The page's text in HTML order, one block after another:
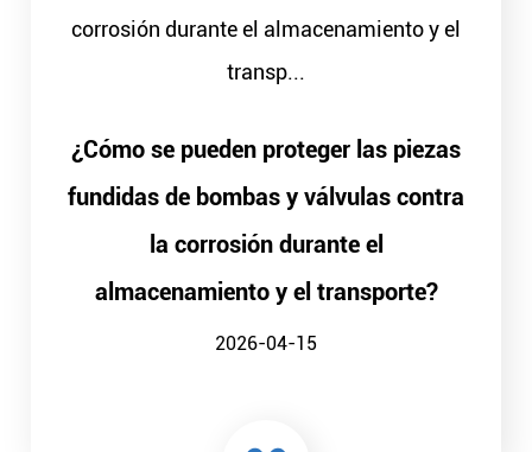
corrosión durante el almacenamiento y el
transp...
¿Cómo se pueden proteger las piezas
fundidas de bombas y válvulas contra
la corrosión durante el
almacenamiento y el transporte?
2026-04-15